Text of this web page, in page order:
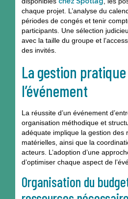
chaque projet. L’analyse du
périodes de congés et tenir
participants. Une sélection
avec la taille du groupe et
des invités.
La gestion
l’événement
La réussite d’un événement
organisation méthodique et
adéquate implique la gestion des
matérielles, ainsi que la
acteurs. L’adoption d’une
d’optimiser chaque aspect de
Organisation du